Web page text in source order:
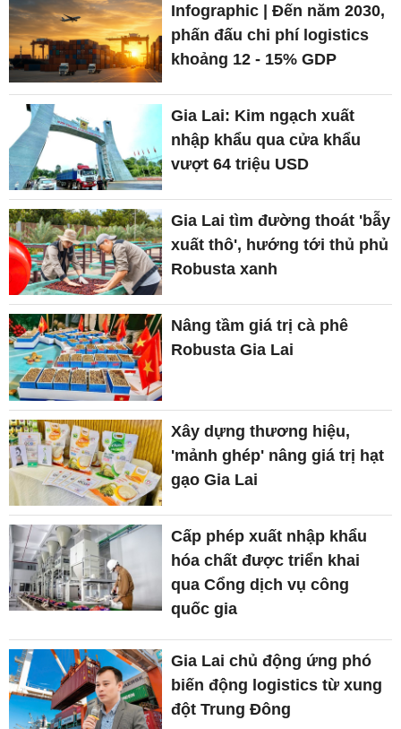
Infographic | Đến năm 2030,
phấn đấu chi phí logistics
khoảng 12 - 15% GDP
Gia Lai: Kim ngạch xuất
nhập khẩu qua cửa khẩu
vượt 64 triệu USD
Gia Lai tìm đường thoát 'bẫy
xuất thô', hướng tới thủ phủ
Robusta xanh
Nâng tầm giá trị cà phê
Robusta Gia Lai
Xây dựng thương hiệu,
'mảnh ghép' nâng giá trị hạt
gạo Gia Lai
Cấp phép xuất nhập khẩu
hóa chất được triển khai
qua Cổng dịch vụ công
quốc gia
Gia Lai chủ động ứng phó
biến động logistics từ xung
đột Trung Đông